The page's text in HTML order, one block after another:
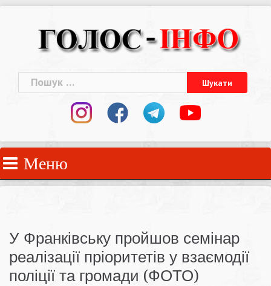
Пошук:
Меню
У Франківську пройшов семінар
реалізації пріоритетів у взаємодії
поліції та громади (ФОТО)